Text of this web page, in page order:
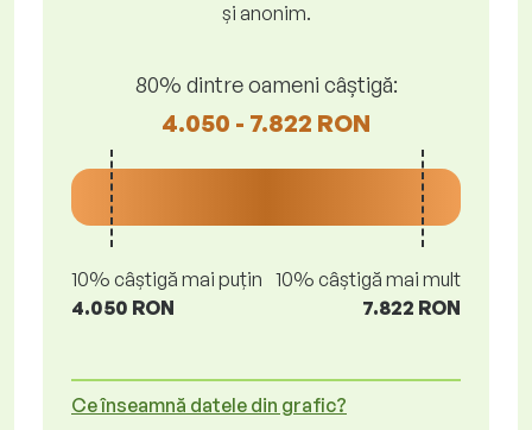
și anonim.
80% dintre oameni câștigă:
4.050 - 7.822 RON
10% câștigă mai puțin
4.050 RON
10% câștigă mai mult
7.822 RON
Ce înseamnă datele din grafic?